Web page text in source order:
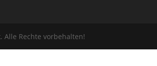
Alle Rechte vorbehalten!